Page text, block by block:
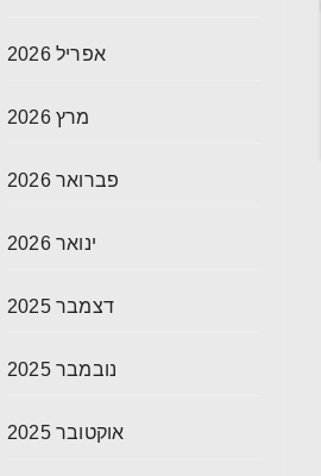
אפריל 2026
מרץ 2026
פברואר 2026
ינואר 2026
דצמבר 2025
נובמבר 2025
אוקטובר 2025